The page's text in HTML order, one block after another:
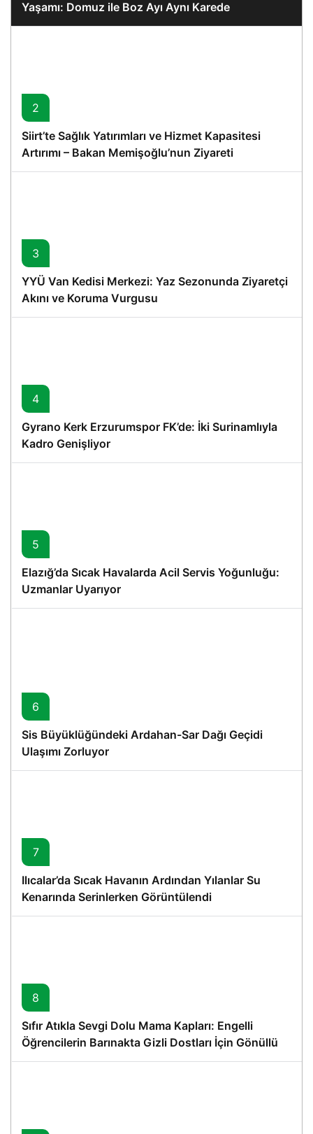
Yaşamı: Domuz ile Boz Ayı Aynı Karede
2
Siirt’te Sağlık Yatırımları ve Hizmet Kapasitesi
Artırımı – Bakan Memişoğlu’nun Ziyareti
3
YYÜ Van Kedisi Merkezi: Yaz Sezonunda Ziyaretçi
Akını ve Koruma Vurgusu
4
Gyrano Kerk Erzurumspor FK’de: İki Surinamlıyla
Kadro Genişliyor
5
Elazığ’da Sıcak Havalarda Acil Servis Yoğunluğu:
Uzmanlar Uyarıyor
6
Sis Büyüklüğündeki Ardahan-Sar Dağı Geçidi
Ulaşımı Zorluyor
7
Ilıcalar’da Sıcak Havanın Ardından Yılanlar Su
Kenarında Serinlerken Görüntülendi
8
Sıfır Atıkla Sevgi Dolu Mama Kapları: Engelli
Öğrencilerin Barınakta Gizli Dostları İçin Gönüllü
Proje